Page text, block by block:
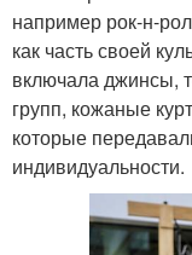
например рок-н-
как часть своей
включала джинсы,
групп, кожаные
которые
индивидуальности.